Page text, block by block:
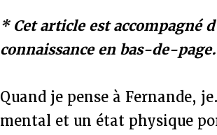
* Cet article est accompagné
connaissance en bas-de-page.
Quand je pense à Fernande,
mental et un état physique